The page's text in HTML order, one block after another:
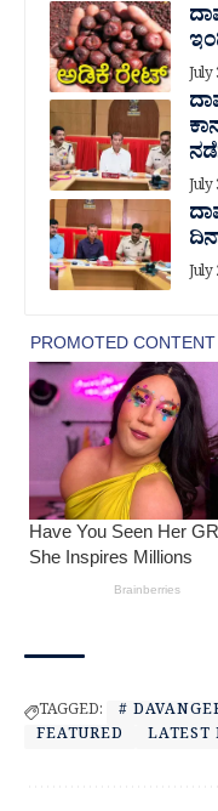
July
July
July
TAGGED: #
FEATURED
LATEST